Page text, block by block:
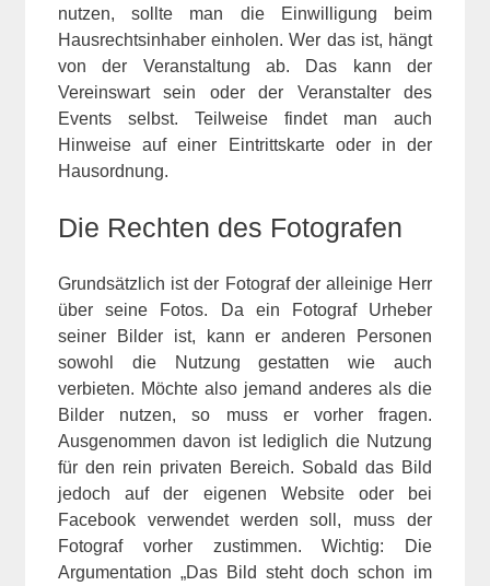
nutzen, sollte man die Einwilligung beim
Hausrechtsinhaber einholen. Wer das ist, hängt
von der Veranstaltung ab. Das kann der
Vereinswart sein oder der Veranstalter des
Events selbst. Teilweise findet man auch
Hinweise auf einer Eintrittskarte oder in der
Hausordnung.
Die Rechten des Fotografen
Grundsätzlich ist der Fotograf der alleinige Herr
über seine Fotos. Da ein Fotograf Urheber
seiner Bilder ist, kann er anderen Personen
sowohl die Nutzung gestatten wie auch
verbieten. Möchte also jemand anderes als die
Bilder nutzen, so muss er vorher fragen.
Ausgenommen davon ist lediglich die Nutzung
für den rein privaten Bereich. Sobald das Bild
jedoch auf der eigenen Website oder bei
Facebook verwendet werden soll, muss der
Fotograf vorher zustimmen. Wichtig: Die
Argumentation „Das Bild steht doch schon im